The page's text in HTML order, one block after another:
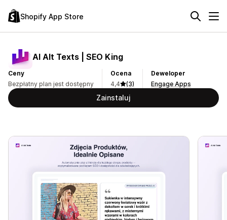
Shopify App Store
AI Alt Texts | SEO King
Ceny
Bezpłatny plan jest dostępny
Ocena
4,4
(3)
Deweloper
Engage Apps
Zainstaluj